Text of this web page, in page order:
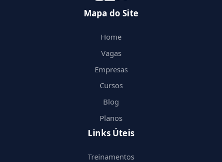
Mapa do Site
Home
Vagas
Empresas
Cursos
Blog
Planos
Links Úteis
Treinamentos